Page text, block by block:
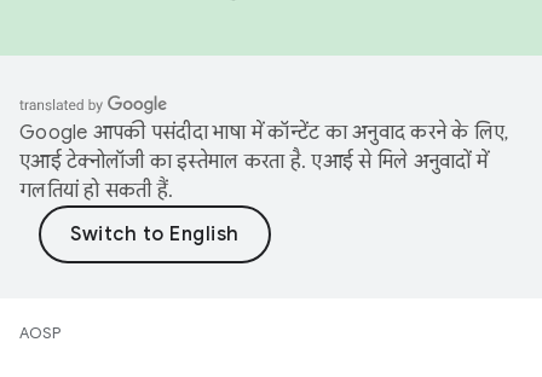
Google आपकी पसंदीदा भाषा में कॉन्टेंट का अनुवाद करने के लिए,
एआई टेक्नोलॉजी का इस्तेमाल करता है. एआई से मिले अनुवादों में
गलतियां हो सकती हैं.
AOSP